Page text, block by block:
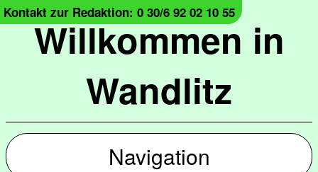
Willkommen in
Wandlitz
Kontakt zur Redaktion: 0 30/6 92 02 10 55
Navigation